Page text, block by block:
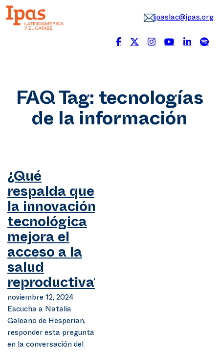
ipaslac@ipas.org
FAQ Tag: tecnologías
de la información
¿Qué
respalda que
la innovación
tecnológica
mejora el
acceso a la
salud
reproductiva?
noviembre 12, 2024
Escucha a Natalia
Galeano de Hesperian,
responder esta pregunta
en la conversación del